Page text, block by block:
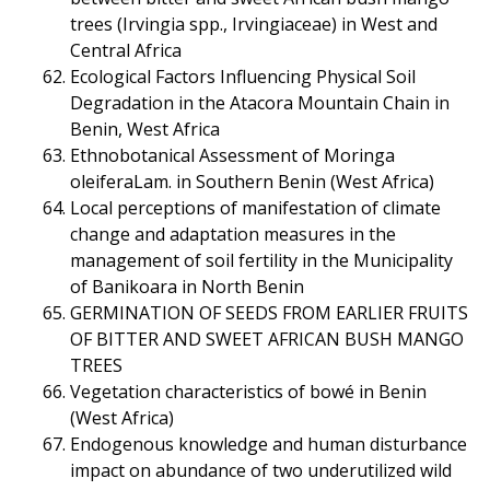
trees (Irvingia spp., Irvingiaceae) in West and
Central Africa
Ecological Factors Influencing Physical Soil
Degradation in the Atacora Mountain Chain in
Benin, West Africa
Ethnobotanical Assessment of Moringa
oleiferaLam. in Southern Benin (West Africa)
Local perceptions of manifestation of climate
change and adaptation measures in the
management of soil fertility in the Municipality
of Banikoara in North Benin
GERMINATION OF SEEDS FROM EARLIER FRUITS
OF BITTER AND SWEET AFRICAN BUSH MANGO
TREES
Vegetation characteristics of bowé in Benin
(West Africa)
Endogenous knowledge and human disturbance
impact on abundance of two underutilized wild